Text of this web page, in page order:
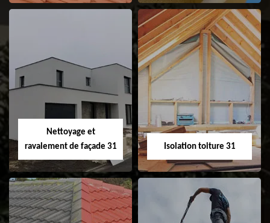
Pose et
changement de
fenêtre de toit et
Velux 31
Nettoyage et pose
Nettoyage et
ravalement de façade 31
Isolation toiture 31